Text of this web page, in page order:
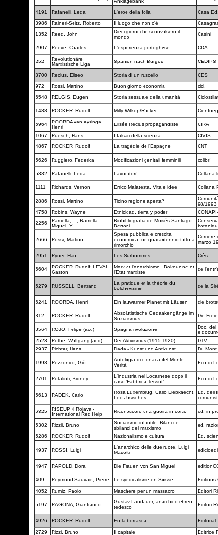
Anklagebank
4191 Rafanelli, Leda L'eroe della folla Casa
3986 Raineri-Seitz, Roberto Il luogo che non c'è
1352
Reed, John
Dieci giorni che sconvolsero il
mondo
Casini
2907 Reeve, Charles L'esperienza portoghese CDA
252
Revolutionäre
Marxistische Liga
Spanien nach Burgos CEDIPS
3700 Reclus, Eliseo Storia di un ruscello CES
972 Rossi, Martino Buon giorno economia
cicl.
6548
RELGIS, Eugen Storia sessuale della umanità
1488 ROCKER, Rudolf Milly Witkop/Rocker
5964
ROORDA van eysinga,
Henri
Elisée Reclus propagandiste CIRA
1067 Ruesch, Hans I falsari della scienza
CIVIS
4867
ROCKER, Rudolf La tragédie de l'Espagne CNT
5626 Ruggiero, Federica Modificazioni genitali femminili colibrì
5382 Rafanelli, Leda Lavoratori! Collana
1111 Richards, Vernon Errico Malatesta. Vita e idee Collana
2886 Rossi, Martino Ticino regione aperta?
98/1993
4758
Robins, Wayne Etnicidad, tierra y poder
2256
Ramella, L.; Ramella-
Miquel, Y.
Biobibliografia de Moisés Santiago
Bertoni
2666 Rossi, Martino
Spesa pubblica e crescita
economica: un quarantennio tutto a
rimorchio
Corriere
marzo
2951 Ryner, Han Les Surhommes Crès
5604
ROCKER, Rudolf; LEVAL,
Gaston
Marx et l'anarchisme - Bakounine et
l'Etat marxiste
de
5279 RUSSELL, Bertrand
La pratique et la théorie du
bolchevisme
de la
6241 ROORDA, Henri Ein lauwarmer Planet mit Läusen die
812 ROCKER, Rudolf
Absolutistische Gedankengänge im
Sozialismus
Die
3564 ROJO, Felipe (acd) Spagna rivoluzione
Doc. del
e
2523
Rothe, Wolfgang (acd) Der Aktivismus (1915-1920)
DTV
2937
Richter, Hans Dada - Kunst und Antikunst Du Mont
1993 Rezzonico, Giò
Antologia di cronaca del Monte
Verità
Eco di
2701 Rotalinti, Sidney
L'industria nel Locarnese dopo il
caso 'Fabbrica Tessuti'
Eco di
5613 RADEK, Carlo
Rosa Luxembrug, Carlo Liebknecht,
Leo Josisches
Ed.
6325
RISEUP 4 Rojava -
International Red Help
Riconoscere una guerra in corso ed. in
5302 Rizzii, Bruno
Socialismo infantile. Bilanci e
sbilanci del marxismo
ed.
5286 ROCKER, Rudolf Nazionalismo e cultura Ed.
4937 ROSSI, Luigi
L'anarchico delle due ruote. Luigi
Masetti
4947 RAPOLD, Dora Die Frauen von San Miguel
409 Reymond-Sauvain, Pierre Le syndicalisme en Suisse Editions
4052 Rumiz, Paolo Maschere per un massacro Editori
5197 RAGONA, Gianfranco
Gustav Landauer, anarchico ebreo
tedesco
Editori
4926 ROCKER, Rudolf En la borrasca Editorial
2729 Rizzi, Bruno Il capitale
Editrice